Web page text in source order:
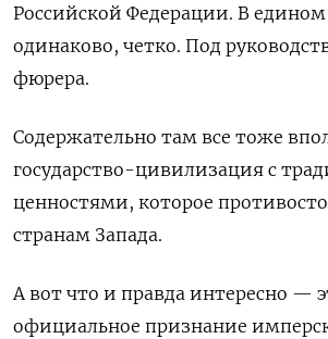
Российской Федерации. В
одинаково, четко. Под
фюрера.
Содержательно там все тоже
государство-цивилизация с
ценностями, которое
странам Запада.
А вот что и правда интересно —
официальное признание